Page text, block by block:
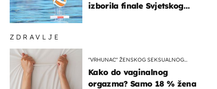
ZDRAVLJE
"VRHUNAC" ŽENSKOG SEKSUALNOG
Kako do vaginalnog
orgazma? Samo 18 % žena
izborila finale Svjetskog